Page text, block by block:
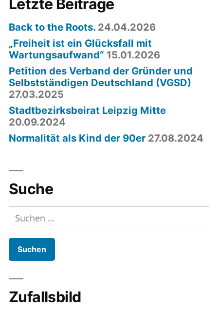
Letzte Beiträge
Back to the Roots. 24.04.2026
„Freiheit ist ein Glücksfall mit
Wartungsaufwand“ 15.01.2026
Petition des Verband der Gründer und
Selbstständigen Deutschland (VGSD)
27.03.2025
Stadtbezirksbeirat Leipzig Mitte
20.09.2024
Normalität als Kind der 90er 27.08.2024
Suche
Suchen
nach:
Zufallsbild